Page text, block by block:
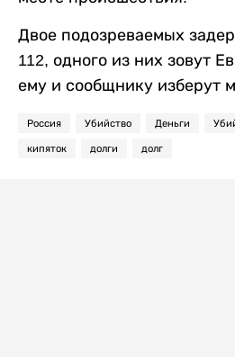
Двое подозреваемых
112, одного из них зовут
ему и сообщнику изберут
Россия Убийство Деньги
кипяток долги долг